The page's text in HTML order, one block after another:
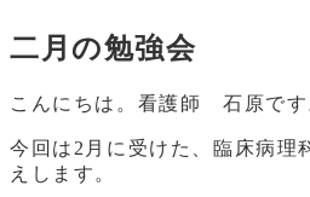
二月の勉強会
こんにちは。看護師 石原です
今回は2月に受けた、臨床病理
えします。